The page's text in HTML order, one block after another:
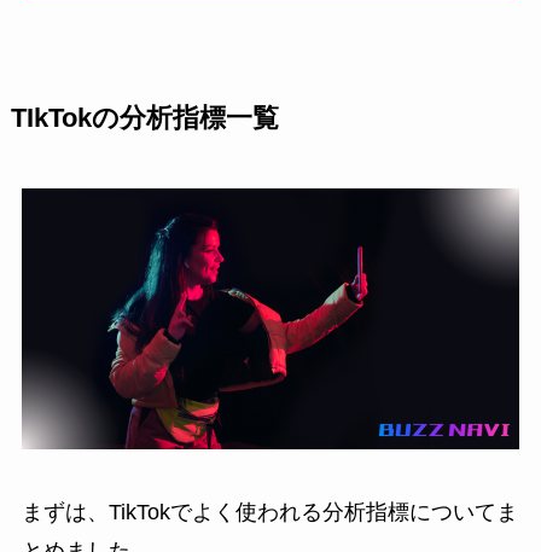
TIkTokの分析指標一覧
まずは、TikTokでよく使われる分析指標についてま